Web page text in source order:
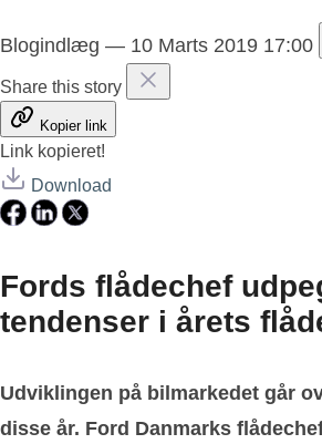
Blogindlæg — 10 Marts 2019 17:00
Share this story
Kopier link
Link kopieret!
Download
Fords flådechef
tendenser i årets
Udviklingen på bilmarkedet går
disse år. Ford Danmarks